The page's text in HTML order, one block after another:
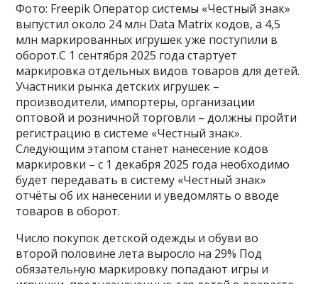
Фото: Freepik Оператор системы «Честный знак»
выпустил около 24 млн Data Matrix кодов, а 4,5
млн маркированных игрушек уже поступили в
оборот.С 1 сентября 2025 года стартует
маркировка отдельных видов товаров для детей.
Участники рынка детских игрушек –
производители, импортеры, организации
оптовой и розничной торговли – должны пройти
регистрацию в системе «Честный знак».
Следующим этапом станет нанесение кодов
маркировки – с 1 декабря 2025 года необходимо
будет передавать в систему «Честный знак»
отчёты об их нанесении и уведомлять о вводе
товаров в оборот.
Число покупок детской одежды и обуви во
второй половине лета выросло на 29% Под
обязательную маркировку попадают игры и